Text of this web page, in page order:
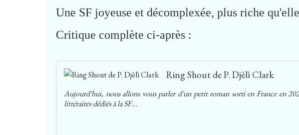
Une SF joyeuse et décomplexée, plus riche
Critique complète ci-après :
Ring Shout de P. Djèlì Clark
Aujourd'hui, nous allons vous parler d'un petit roman sorti en France en
littéraires dédiés à la SF...